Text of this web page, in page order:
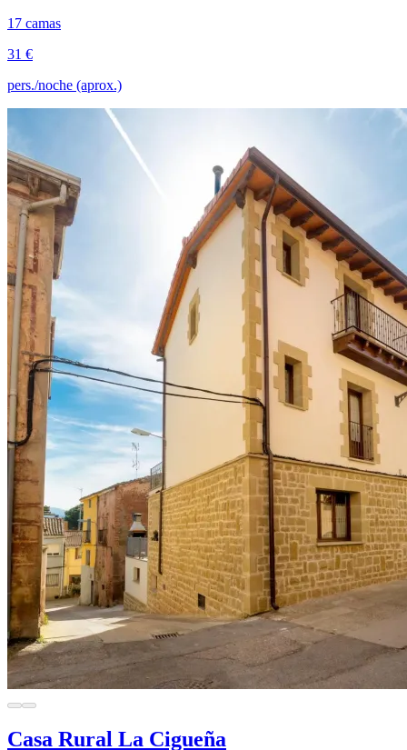
17 camas
31 €
pers./noche (aprox.)
Casa Rural La Cigueña